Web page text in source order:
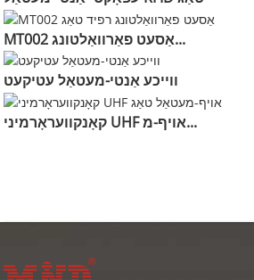
MT002 אַסעט פאַרוואַלטונג...
ווייכע אַנטי-מעטאַל עטיקעט
קאָנקוועראָרמיני UHF אויף-מ...